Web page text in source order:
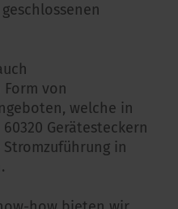
von
welche in
Gerätesteckern
in